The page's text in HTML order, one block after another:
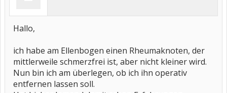
Hallo,
ich habe am Ellenbogen einen Rheumaknoten, der
mittlerweile schmerzfrei ist, aber nicht kleiner wird.
Nun bin ich am überlegen, ob ich ihn operativ
entfernen lassen soll.